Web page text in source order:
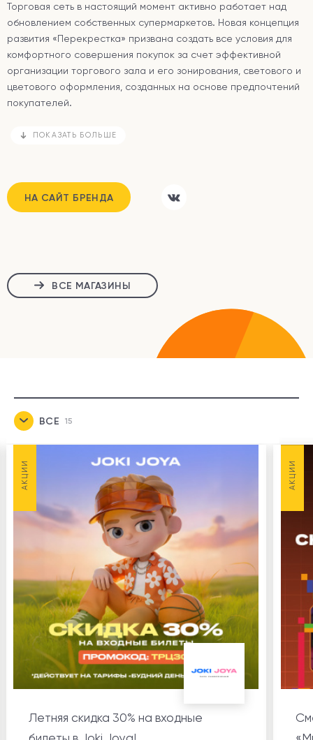
Торговая сеть в настоящий момент активно работает над
обновлением собственных супермаркетов. Новая концепция
развития «Перекрестка» призвана создать все условия для
комфортного совершения покупок за счет эффективной
организации торгового зала и его зонирования, светового и
цветового оформления, созданных на основе предпочтений
покупателей.
ПОКАЗАТЬ БОЛЬШЕ
НА САЙТ БРЕНДА
ВСЕ МАГАЗИНЫ
ВСЕ 15
АКЦИИ
Летняя скидка 30% на входные
АКЦИИ